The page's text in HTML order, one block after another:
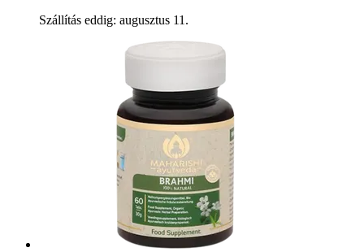
Szállítás eddig: augusztus 11.